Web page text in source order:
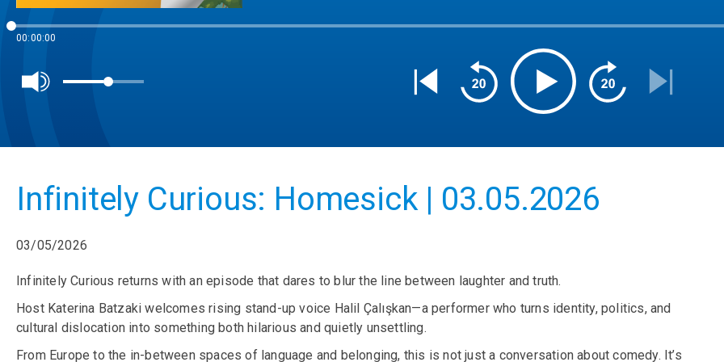
00:00:00
Infinitely Curious: Homesick | 03.05.2026
03/05/2026
Infinitely Curious returns with an episode that dares to blur the line between laughter and truth.
Host Katerina Batzaki welcomes rising stand-up voice Halil Çalışkan—a performer who turns identity, politics, and
cultural dislocation into something both hilarious and quietly unsettling.
From Europe to the in-between spaces of language and belonging, this is not just a conversation about comedy. It’s